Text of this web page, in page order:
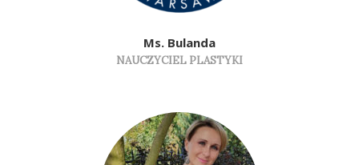
Ms. Bulanda
NAUCZYCIEL PLASTYKI